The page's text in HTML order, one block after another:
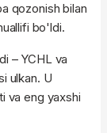
qozonish bilan
bo'ldi.
– YCHL va
ulkan. U
va eng yaxshi